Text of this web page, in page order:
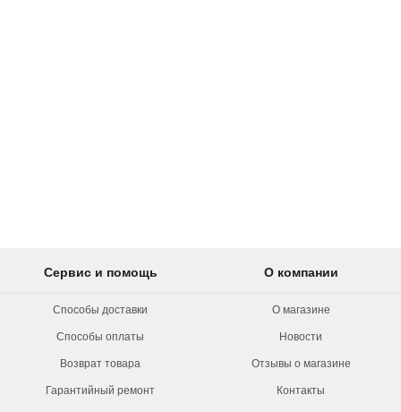
Сервис и помощь
Способы доставки
Способы оплаты
Возврат товара
Гарантийный ремонт
О компании
О магазине
Новости
Отзывы о магазине
Контакты